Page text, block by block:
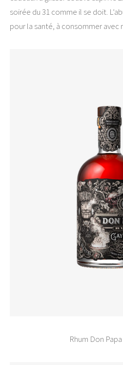
soirée du 31 comme il se doit.
pour la santé, à consommer avec
Rhum Don